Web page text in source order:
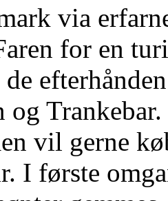
via
for en
vil gerne
I første